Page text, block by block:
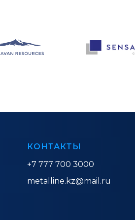
КОНТАКТЫ
+7 777 700 3000
metalline.kz@mail.ru